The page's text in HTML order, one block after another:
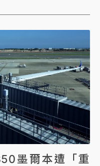
墨爾本遭「重